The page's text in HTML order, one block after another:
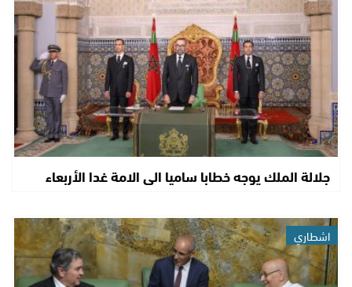
جلالة الملك يوجه خطابا ساميا الى الامة غدا الأربعاء
اشطاري